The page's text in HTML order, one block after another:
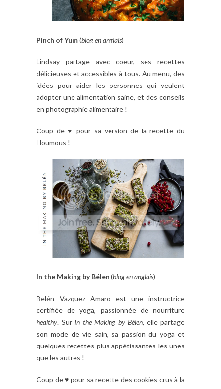
Pinch of Yum(blog en anglais)
Lindsay partage avec coeur, ses recettes
délicieuses et accessibles à tous. Au menu, des
idées pour aider les personnes qui veulent
adopter une alimentation saine, et des conseils
en photographie alimentaire !
Coup de ♥ pour sa version de la recette du
Houmous !
In the Making by Bélen (blog en anglais)
Belén Vazquez Amaro est uneinstructrice
certifiée de yoga,
passionnée denourriture
healthy. Sur In the Making by Bélen, elle partage
son mode de vie sain, sa passion du yoga et
quelques recettes plus appétissantes les unes
que les autres !
Coup de ♥ pour sa recette des cookies crus à la